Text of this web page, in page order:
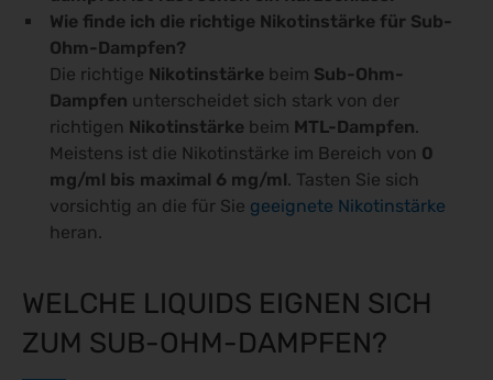
Wie finde ich die richtige Nikotinstärke für Sub-
Ohm-Dampfen?
Die richtige Nikotinstärke beim Sub-Ohm-
Dampfen unterscheidet sich stark von der
richtigen Nikotinstärke beim MTL-Dampfen.
Meistens ist die Nikotinstärke im Bereich von 0
mg/ml bis maximal 6 mg/ml. Tasten Sie sich
vorsichtig an die für Sie geeignete Nikotinstärke
heran.
WELCHE LIQUIDS EIGNEN SICH
ZUM SUB-OHM-DAMPFEN?